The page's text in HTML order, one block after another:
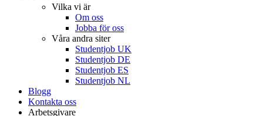
Vilka vi är
Om oss
Jobba för oss
Våra andra siter
Studentjob UK
Studentjob DE
Studentjob ES
Studentjob NL
Blogg
Kontakta oss
Arbetsgivare